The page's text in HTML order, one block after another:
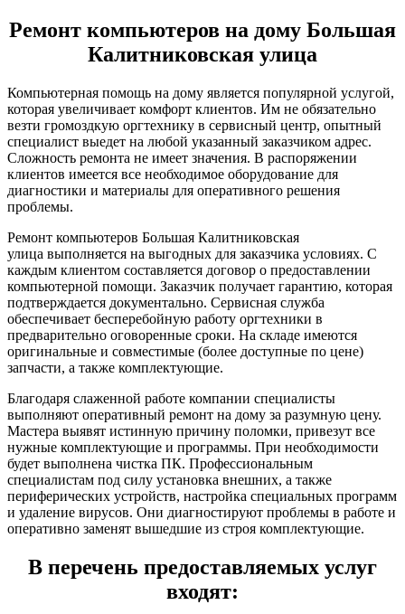
Ремонт компьютеров на дому Большая
Калитниковская улица
Компьютерная помощь на дому является популярной услугой,
которая увеличивает комфорт клиентов. Им не обязательно
везти громоздкую оргтехнику в сервисный центр, опытный
специалист выедет на любой указанный заказчиком адрес.
Сложность ремонта не имеет значения. В распоряжении
клиентов имеется все необходимое оборудование для
диагностики и материалы для оперативного решения
проблемы.
Ремонт компьютеров Большая Калитниковская
улица выполняется на выгодных для заказчика условиях. С
каждым клиентом составляется договор о предоставлении
компьютерной помощи. Заказчик получает гарантию, которая
подтверждается документально. Сервисная служба
обеспечивает бесперебойную работу оргтехники в
предварительно оговоренные сроки. На складе имеются
оригинальные и совместимые (более доступные по цене)
запчасти, а также комплектующие.
Благодаря слаженной работе компании специалисты
выполняют оперативный ремонт на дому за разумную цену.
Мастера выявят истинную причину поломки, привезут все
нужные комплектующие и программы. При необходимости
будет выполнена чистка ПК. Профессиональным
специалистам под силу установка внешних, а также
периферических устройств, настройка специальных программ
и удаление вирусов. Они диагностируют проблемы в работе и
оперативно заменят вышедшие из строя комплектующие.
В перечень предоставляемых услуг
входят: